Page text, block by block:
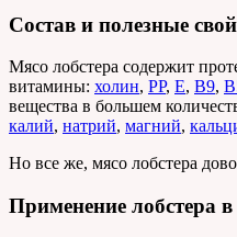
Состав и полезные
Мясо лобстера содержит
витамины: холин, РР, Е, В9,
вещества в большем
калий, натрий, магний,
Но все же, мясо лобстера
Применение лобстера